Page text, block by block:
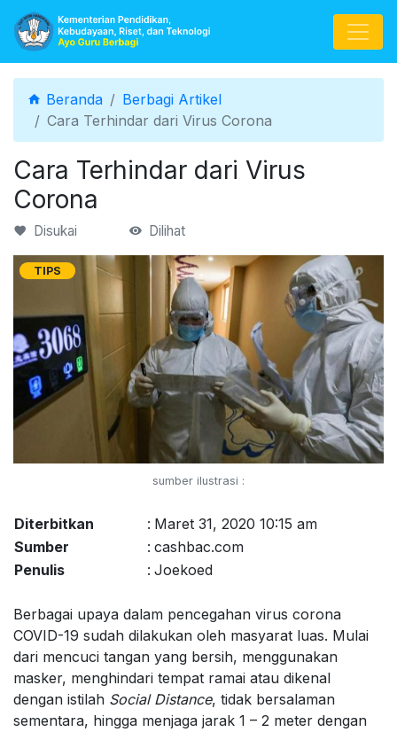
Beranda
Berbagi Artikel
Cara Terhindar dari Virus Corona
Cara Terhindar dari Virus
Corona
Disukai Dilihat
TIPS
sumber ilustrasi :
Diterbitkan : Maret 31, 2020 10:15 am
Sumber
: cashbac.com
Penulis
: Joekoed
Berbagai upaya dalam pencegahan virus corona
COVID-19 sudah dilakukan oleh masyarat luas. Mulai
dari mencuci tangan yang bersih, menggunakan
masker, menghindari tempat ramai atau dikenal
dengan istilah Social Distance, tidak bersalaman
sementara, hingga menjaga jarak 1 – 2 meter dengan